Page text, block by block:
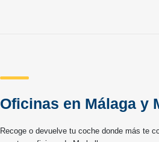
Oficinas en Málaga y
Recoge o devuelve tu coche donde más te